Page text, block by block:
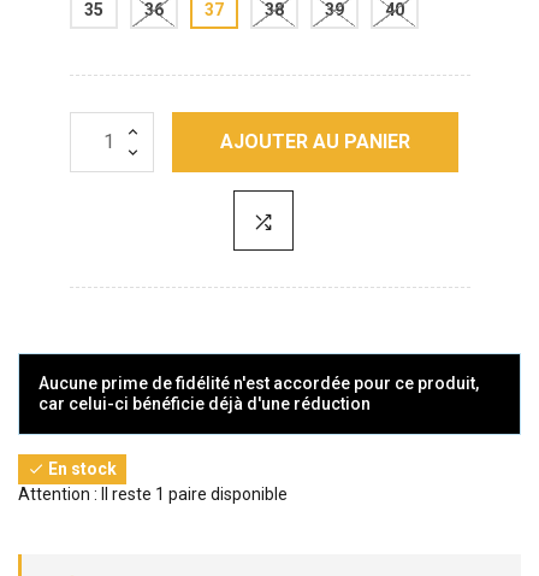
35
36 37 38 39 40
AJOUTER AU PANIER
Aucune prime de fidélité n'est accordée pour ce produit,
car celui-ci bénéficie déjà d'une réduction
 En stock
Attention : Il reste 1 paire disponible